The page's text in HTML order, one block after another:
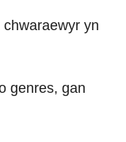
yn
genres, gan